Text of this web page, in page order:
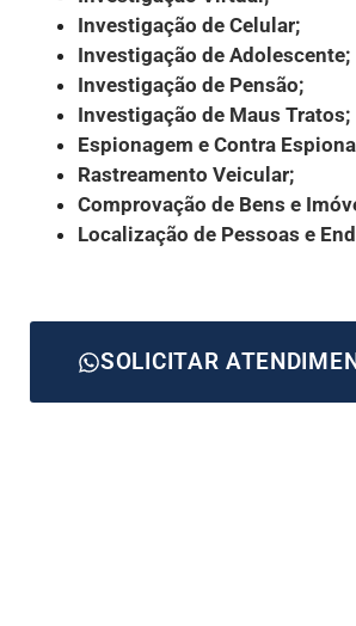
Investigação de Celular;
Investigação de Adolescente;
Investigação de Pensão;
Investigação de Maus Tratos;
Espionagem e Contra
Rastreamento Veicular;
Comprovação de Bens e
Localização de Pessoas e
SOLICITAR